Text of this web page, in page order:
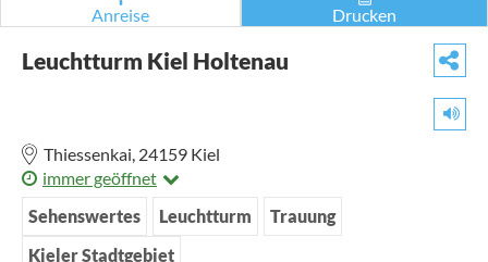
Anreise Drucken
Leuchtturm Kiel Holtenau
Thiessenkai, 24159 Kiel
immer geöffnet
Sehenswertes
Leuchtturm
Trauung
Kieler Stadtgebiet